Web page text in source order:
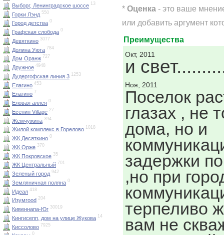
Выборг, Ленинградское шоссе 13
Горки Лэнд 550
Город детства 0
Графская слобода 0
Девяткино 3077
Долина Уюта 784
Дом Оранж 727
Дружное 4948
Дудергофская линия 3 1253
Елагино 453
Елагино 7
Еловая аллея 0
Есенин Village 27
Жемчужина 394
Жилой комплекс в Горелово 1018
ЖК Десяткино 0
ЖК Орже 370
ЖК Покровское 35
ЖК Центральный 701
Зеленый город 942
Земляничная поляна 0
Идеал 418
Изумrood 204
Кивеннапа-Юг 30019
Кингисепп, дом на улице Жукова 14
Киссолово 7925
0
* Оценка - это ваше
или добавить аргумент
Преимущества
Окт, 2011
и
Ноя, 2011
Поселок
глазах , не
дома, но и
задержки
,но при
терпеливо
вам не